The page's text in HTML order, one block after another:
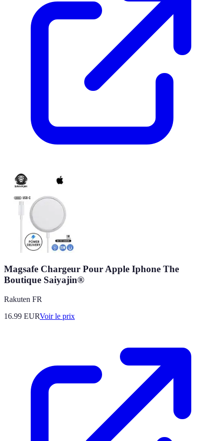
Magsafe Chargeur Pour Apple Iphone The
Boutique Saiyajin®
Rakuten FR
16.99 EURVoir le prix